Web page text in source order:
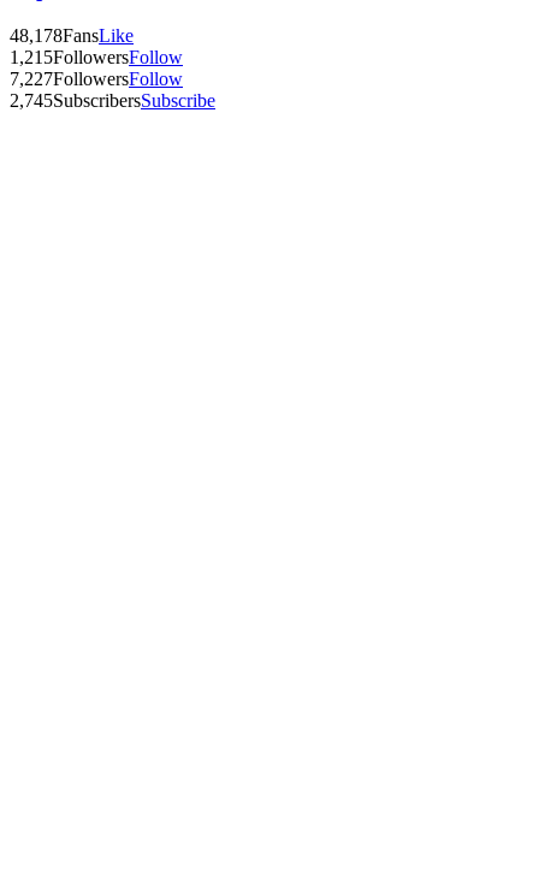
48,178FansLike
1,215FollowersFollow
7,227FollowersFollow
2,745SubscribersSubscribe